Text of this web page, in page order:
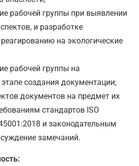
рабочей группы при выявлении
и разработке
на экологические
рабочей группы на
создания документации;
документов на предмет их
стандартов ISO
и законодательным
замечаний.